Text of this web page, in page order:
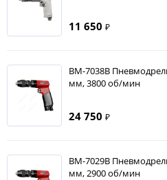
11 650 ₽
BM-7038B
мм, 3800 об/мин
24 750 ₽
BM-7029B
мм, 2900 об/мин